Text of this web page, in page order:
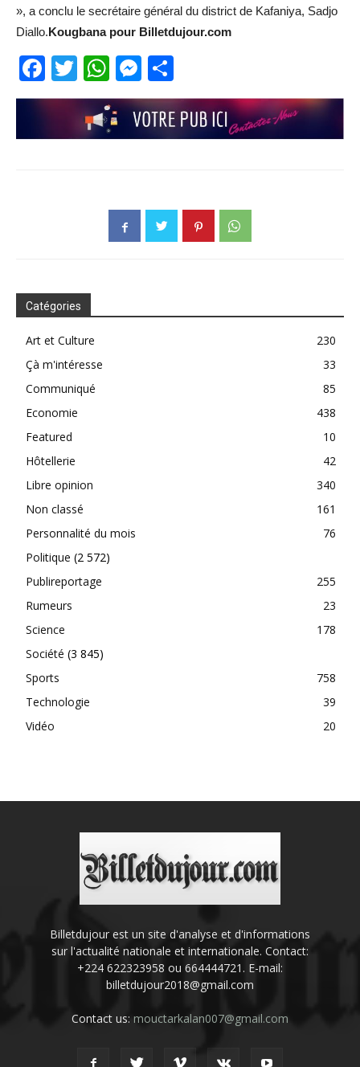
», a conclu le secrétaire général du district de Kafaniya, Sadjo
Diallo.Kougbana pour Billetdujour.com
Facebook
TwitterWhatsApp
Messenger
Catégories
Art et Culture
230
Çà m'intéresse
33
Communiqué
85
Economie
438
Featured
10
Hôtellerie
42
Libre opinion
340
Non classé
161
Personnalité du mois
76
Politique (2 572)
Publireportage
255
Rumeurs
23
Science
178
Société (3 845)
Sports
758
Technologie
39
Vidéo
20
Billetdujour est un site d'analyse et d'informations
sur l'actualité nationale et internationale. Contact:
+224 622323958 ou 664444721. E-mail:
billetdujour2018@gmail.com
Contact us: mouctarkalan007@gmail.com